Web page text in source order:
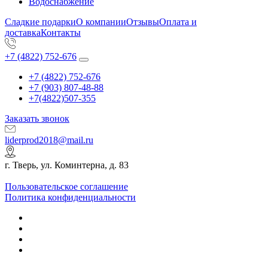
Сладкие подаркиО компанииОтзывыОплата и
доставкаКонтакты
+7 (4822) 752-676
+7 (4822) 752-676
+7 (903) 807-48-88
+7(4822)507-355
Заказать звонок
liderprod2018@mail.ru
г. Тверь, ул. Коминтерна, д. 83
Пользовательское соглашение
Политика конфиденциальности